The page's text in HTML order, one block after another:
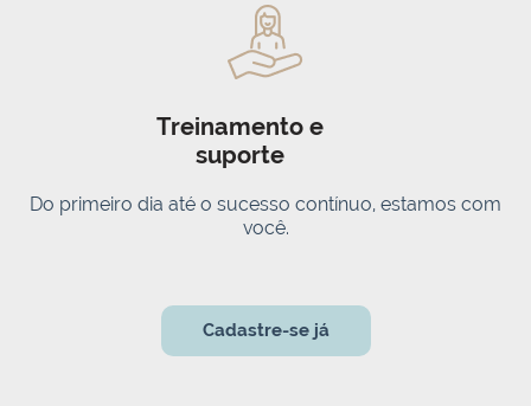
Treinamento e
suporte
Do primeiro dia até o sucesso contínuo, estamos com
você.
Cadastre-se já